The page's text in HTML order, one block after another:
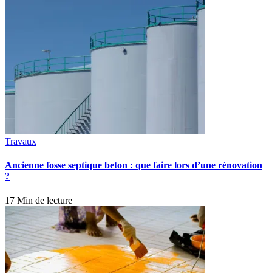
Travaux
Ancienne fosse septique beton : que faire lors d’une rénovation
?
17 Min de lecture